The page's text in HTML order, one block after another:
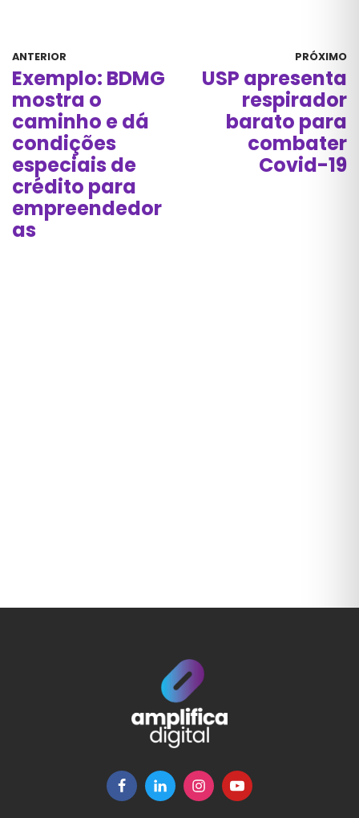
ANTERIOR
Exemplo: BDMG
mostra o
caminho e dá
condições
especiais de
crédito para
empreendedor
as
PRÓXIMO
USP apresenta
respirador
barato para
combater
Covid-19